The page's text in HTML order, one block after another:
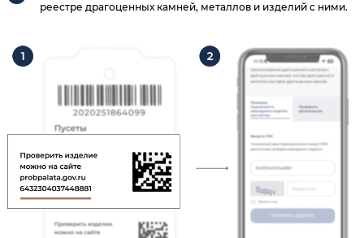
реестре драгоценных камней, металлов и изделий с ними.